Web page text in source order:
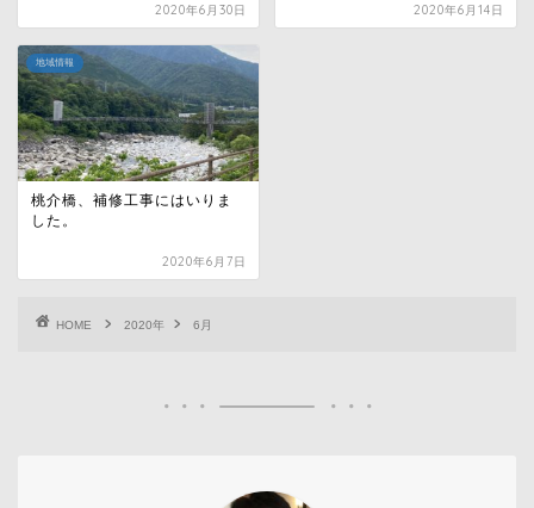
2020年6月30日 2020年6月14日
地域情報
桃介橋、補修工事にはいりま
した。
2020年6月7日
HOME 2020年 6月